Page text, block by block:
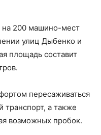
на 200 машино-мест
улиц Дыбенко и
площадь составит
пересаживаться
а также
возможных пробок.